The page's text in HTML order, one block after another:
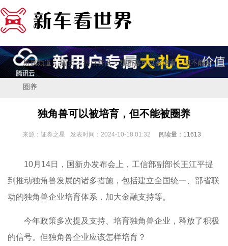
所属频道：首页>热点资讯> 独角兽可以被培育，但不能被
圈养
独角兽可以被培育，但不能被圈养
来源：证券之星 发表时间：2024-10-18 01:32 阅读量：11613
10月14日，国新办发布会上，工信部副部长王江平提
到推动独角兽发展的诸多措施，包括建立全国统一、部省联
动的独角兽企业培育体系，加大金融支持等。
今年政策多次提及支持、培育独角兽企业，释放了积极
的信号。但独角兽企业应该怎样培育？